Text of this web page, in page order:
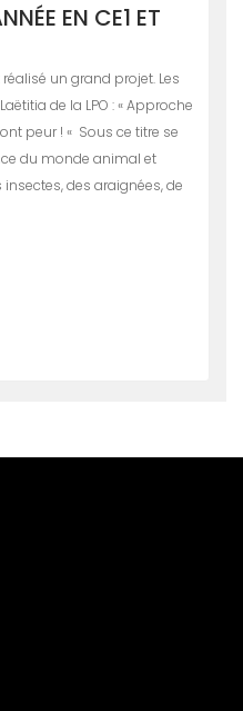
EN CE1 ET
réalisé un grand projet. Les
de la LPO : « Approche
peur ! « Sous ce titre se
du monde animal et
des araignées, de